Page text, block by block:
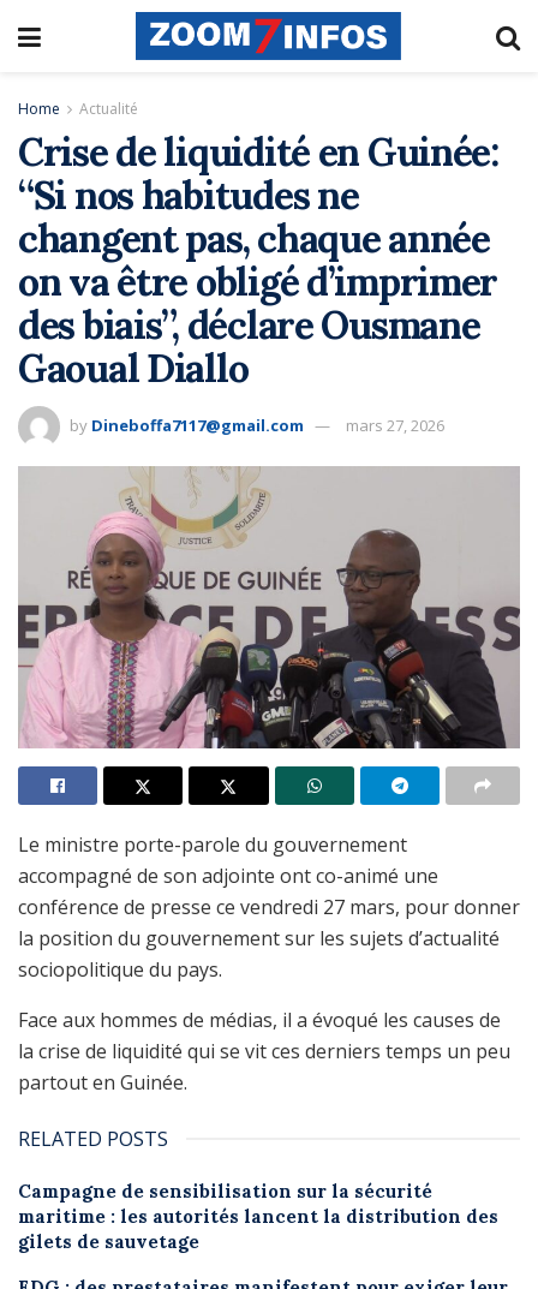
Home Actualité
Crise de liquidité en Guinée:
“Si nos habitudes ne
changent pas, chaque année
on va être obligé d’imprimer
des biais”, déclare Ousmane
Gaoual Diallo
by Dineboffa7117@gmail.com mars 27, 2026
Le ministre porte-parole du gouvernement
accompagné de son adjointe ont co-animé une
conférence de presse ce vendredi 27 mars, pour donner
la position du gouvernement sur les sujets d’actualité
sociopolitique du pays.
Face aux hommes de médias, il a évoqué les causes de
la crise de liquidité qui se vit ces derniers temps un peu
partout en Guinée.
RELATED POSTS
Campagne de sensibilisation sur la sécurité
maritime : les autorités lancent la distribution des
gilets de sauvetage